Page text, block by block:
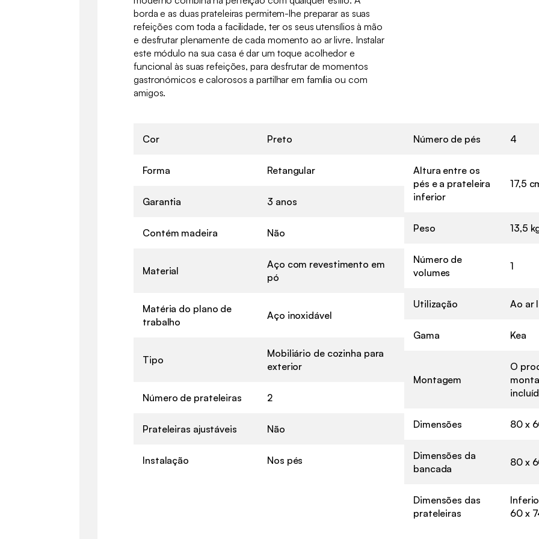
borda e as duas prateleiras permitem-lhe preparar as suas
refeições com toda a facilidade, ter os seus utensílios à mão
e desfrutar plenamente de cada momento ao ar livre. Instalar
este módulo na sua casa é dar um toque acolhedor e
funcional às suas refeições, para desfrutar de momentos
gastronómicos e calorosos a partilhar em família ou com
amigos.
Cor Preto
Forma Retangular
Garantia 3 anos
Contém madeira Não
Material
Aço com revestimento em
pó
Matéria do plano de
trabalho
Aço inoxidável
Tipo
Mobiliário de cozinha para
exterior
Número de prateleiras 2
Prateleiras ajustáveis Não
Instalação Nos pés
Número de pés 4
Altura entre os
pés e a prateleira
inferior
17,5
Peso 13,5
Número de
volumes
1
Utilização Ao ar
Gama Kea
Montagem
O
Dimensões 80 x
Dimensões da
bancada
80 x
Dimensões das
prateleiras
60 x